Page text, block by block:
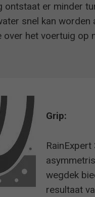
ontstaat er minder
snel kan worden
het voertuig op
Grip:
wegdek
resultaat